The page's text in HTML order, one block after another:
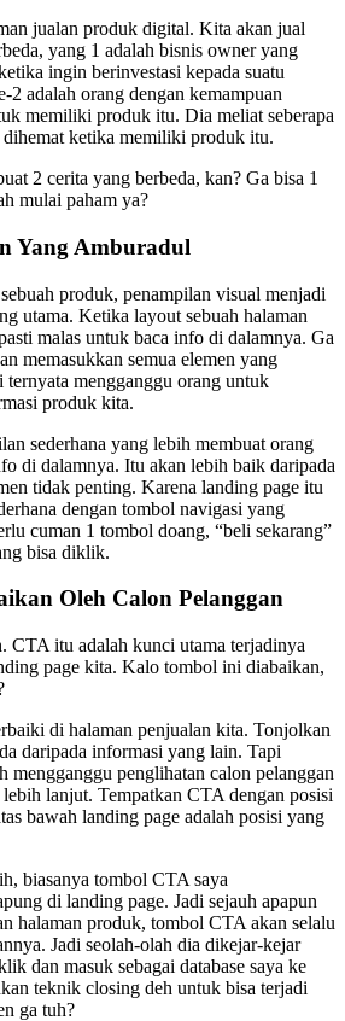
jualan produk digital. Kita akan jual
yang 1 adalah bisnis owner yang
ingin berinvestasi kepada suatu
2 adalah orang dengan kemampuan
memiliki produk itu. Dia meliat seberapa
ketika memiliki produk itu.
2 cerita yang berbeda, kan? Ga bisa 1
mulai paham ya?
Yang Amburadul
produk, penampilan visual menjadi
utama. Ketika layout sebuah halaman
malas untuk baca info di dalamnya. Ga
memasukkan semua elemen yang
ternyata mengganggu orang untuk
produk kita.
sederhana yang lebih membuat orang
di dalamnya. Itu akan lebih baik daripada
tidak penting. Karena landing page itu
dengan tombol navigasi yang
cuman 1 tombol doang, “beli sekarang”
bisa diklik.
Oleh Calon Pelanggan
CTA itu adalah kunci utama terjadinya
page kita. Kalo tombol ini diabaikan,
di halaman penjualan kita. Tonjolkan
daripada informasi yang lain. Tapi
mengganggu penglihatan calon pelanggan
lanjut. Tempatkan CTA dengan posisi
bawah landing page adalah posisi yang
biasanya tombol CTA saya
di landing page. Jadi sejauh apapun
halaman produk, tombol CTA akan selalu
Jadi seolah-olah dia dikejar-kejar
dan masuk sebagai database saya ke
teknik closing deh untuk bisa terjadi
ga tuh?